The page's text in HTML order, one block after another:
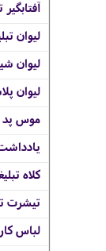
آفتابگیر
لیوان
لیوان
لیوان
موس پد
کلاه
تیشرت
لباس